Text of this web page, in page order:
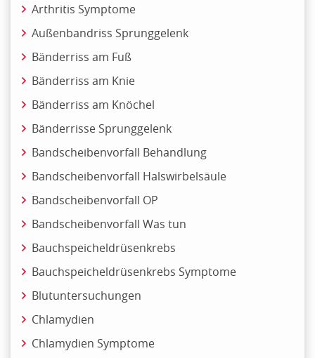
Arthritis Symptome
Außenbandriss Sprunggelenk
Bänderriss am Fuß
Bänderriss am Knie
Bänderriss am Knöchel
Bänderrisse Sprunggelenk
Bandscheibenvorfall Behandlung
Bandscheibenvorfall Halswirbelsäule
Bandscheibenvorfall OP
Bandscheibenvorfall Was tun
Bauchspeicheldrüsenkrebs
Bauchspeicheldrüsenkrebs Symptome
Blutuntersuchungen
Chlamydien
Chlamydien Symptome